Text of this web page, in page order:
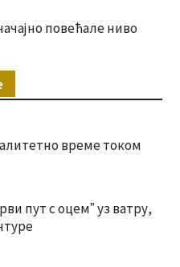
повећале ниво
време током
пут с оцемˮ уз ватру,